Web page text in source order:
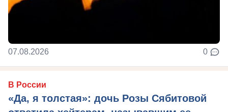
07.08.2026 0
В России
«Да, я толстая»: дочь Розы Сябитовой